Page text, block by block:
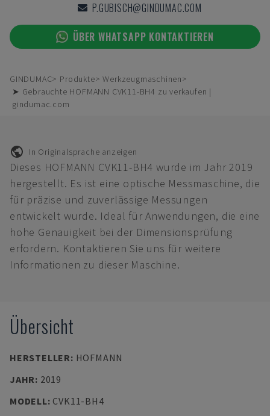
P.GUBISCH@GINDUMAC.COM
ÜBER WHATSAPP KONTAKTIEREN
GINDUMAC Produkte
Werkzeugmaschinen
➤ Gebrauchte HOFMANN CVK11-BH4 zu verkaufen |
gindumac.com
In Originalsprache anzeigen
Dieses HOFMANN CVK11-BH4 wurde im Jahr 2019
hergestellt. Es ist eine optische Messmaschine, die
für präzise und zuverlässige Messungen
entwickelt wurde. Ideal für Anwendungen, die eine
hohe Genauigkeit bei der Dimensionsprüfung
erfordern. Kontaktieren Sie uns für weitere
Informationen zu dieser Maschine.
Übersicht
HERSTELLER: HOFMANN
JAHR: 2019
MODELL: CVK11-BH4